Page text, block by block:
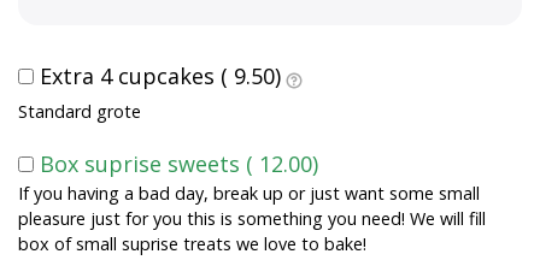
Extra 4 cupcakes ( 9.50)
Standard grote
Box suprise sweets ( 12.00)
If you having a bad day, break up or just want some small
pleasure just for you this is something you need! We will fill
box of small suprise treats we love to bake!